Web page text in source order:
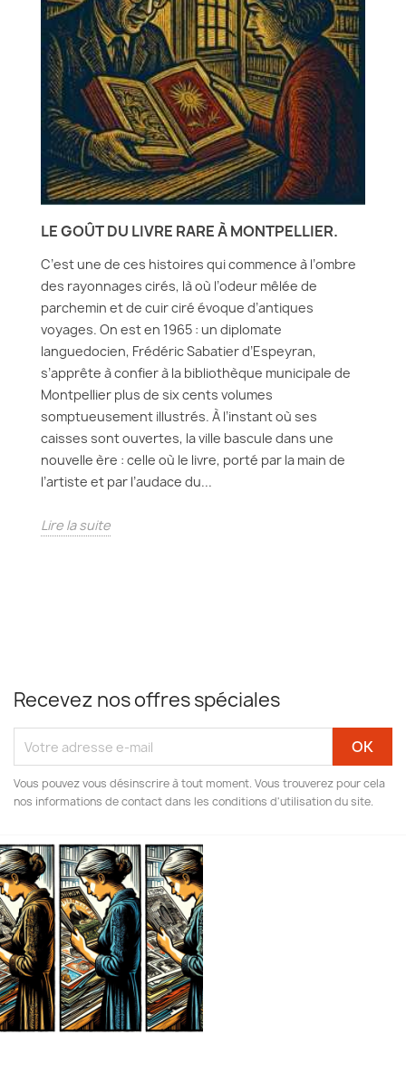
LE GOÛT DU LIVRE RARE À MONTPELLIER.
C’est une de ces histoires qui commence à l’ombre
des rayonnages cirés, là où l’odeur mêlée de
parchemin et de cuir ciré évoque d’antiques
voyages. On est en 1965 : un diplomate
languedocien, Frédéric Sabatier d’Espeyran,
s’apprête à confier à la bibliothèque municipale de
Montpellier plus de six cents volumes
somptueusement illustrés. À l’instant où ses
caisses sont ouvertes, la ville bascule dans une
nouvelle ère : celle où le livre, porté par la main de
l’artiste et par l’audace du...
Lire la suite
Recevez nos offres spéciales
Vous pouvez vous désinscrire à tout moment. Vous trouverez pour cela
nos informations de contact dans les conditions d'utilisation du site.